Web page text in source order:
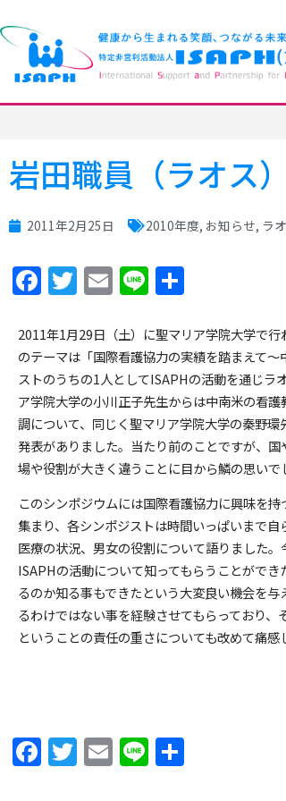
岩田職員（ラオス
2011年2月25日 2010年度, お知らせ, ラ
Facebook
Twitter
Email
Line
2011年1月29日（土）に聖マリア学院大学で
のテーマは「国際看護協力の実績を踏まえて
ストのうちの1人としてISAPHの活動を通じラ
ア学院大学の小川正子先生からは中南米の看
調について、同じく聖マリア学院大学の秦野
発表がありました。当たり前のことですが、
場や役割が大きく違うことに目から鱗の思いで
このシンポジウムには国際看護協力に興味を
集まり、各シンポジストは時間いっぱいまで
医療の状況、男女の役割について語りました
ISAPHの活動について知ってもらうことがで
るのか知る事もできたという大変良い機会を
るわけではない事を経験させてもらっており
ということの責任の重さについても改めて痛感
Facebook
Twitter
Email
Line